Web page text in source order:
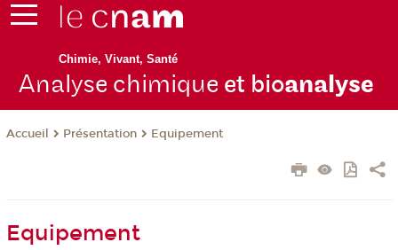
Chimie, Vivant, Santé
Analyse chimique et bioanalyse
Accueil Présentation Equipement
Equipement